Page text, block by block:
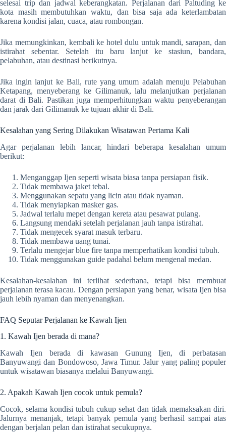
selesai trip dan jadwal keberangkatan. Perjalanan dari Paltuding ke
kota masih membutuhkan waktu, dan bisa saja ada keterlambatan
karena kondisi jalan, cuaca, atau rombongan.
Jika memungkinkan, kembali ke hotel dulu untuk mandi, sarapan, dan
istirahat sebentar. Setelah itu baru lanjut ke stasiun, bandara,
pelabuhan, atau destinasi berikutnya.
Jika ingin lanjut ke Bali, rute yang umum adalah menuju Pelabuhan
Ketapang, menyeberang ke Gilimanuk, lalu melanjutkan perjalanan
darat di Bali. Pastikan juga memperhitungkan waktu penyeberangan
dan jarak dari Gilimanuk ke tujuan akhir di Bali.
Kesalahan yang Sering Dilakukan Wisatawan Pertama Kali
Agar perjalanan lebih lancar, hindari beberapa kesalahan umum
berikut:
Menganggap Ijen seperti wisata biasa tanpa persiapan fisik.
Tidak membawa jaket tebal.
Menggunakan sepatu yang licin atau tidak nyaman.
Tidak menyiapkan masker gas.
Jadwal terlalu mepet dengan kereta atau pesawat pulang.
Langsung mendaki setelah perjalanan jauh tanpa istirahat.
Tidak mengecek syarat masuk terbaru.
Tidak membawa uang tunai.
Terlalu mengejar blue fire tanpa memperhatikan kondisi tubuh.
Tidak menggunakan guide padahal belum mengenal medan.
Kesalahan-kesalahan ini terlihat sederhana, tetapi bisa membuat
perjalanan terasa kacau. Dengan persiapan yang benar, wisata Ijen bisa
jauh lebih nyaman dan menyenangkan.
FAQ Seputar Perjalanan ke Kawah Ijen
1. Kawah Ijen berada di mana?
Kawah Ijen berada di kawasan Gunung Ijen, di perbatasan
Banyuwangi dan Bondowoso, Jawa Timur. Jalur yang paling populer
untuk wisatawan biasanya melalui Banyuwangi.
2. Apakah Kawah Ijen cocok untuk pemula?
Cocok, selama kondisi tubuh cukup sehat dan tidak memaksakan diri.
Jalurnya menanjak, tetapi banyak pemula yang berhasil sampai atas
dengan berjalan pelan dan istirahat secukupnya.